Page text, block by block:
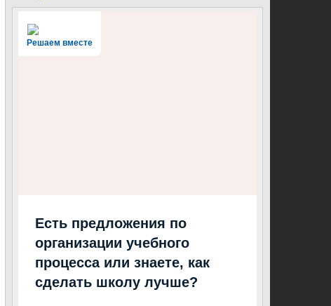
Решаем вместе
Есть предложения по
организации учебного
процесса или знаете, как
сделать школу лучше?